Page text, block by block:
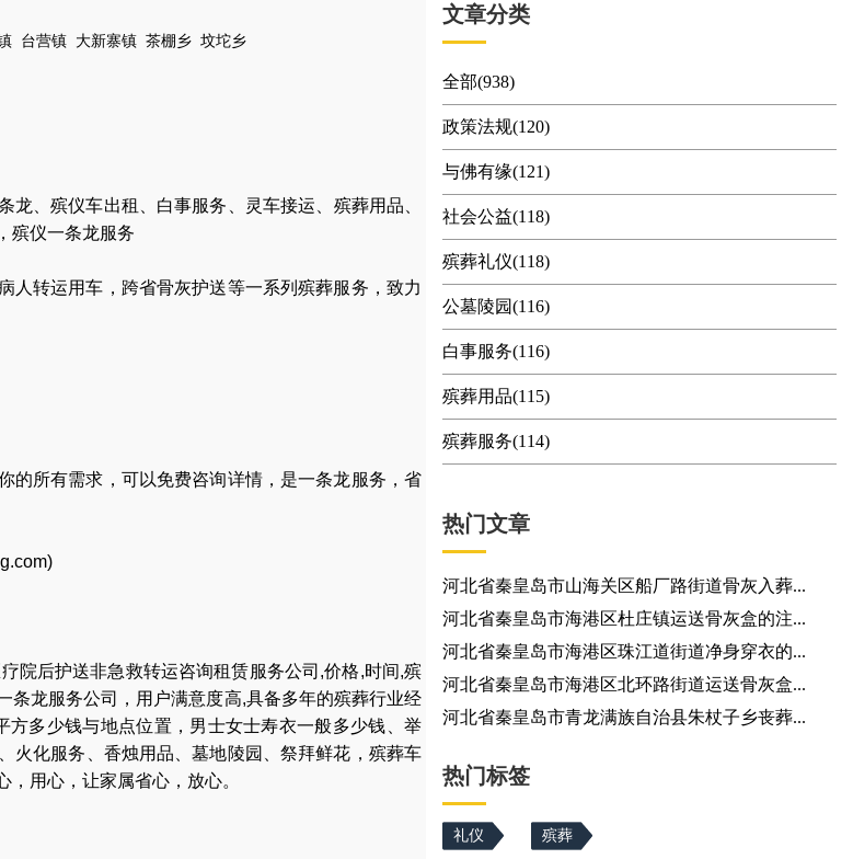
台营镇 大新寨镇 茶棚乡 坟坨乡
龙 、殡仪车出租 白事服务 灵车接运 殡葬用品
， 殡仪一条龙服务
人转运用车 ， 跨省骨灰护送等一系列殡葬服务， 致力
的所有需求，可以免费咨询详情，是一条龙服务，省
)
疗院后护送非急救转运咨询租赁服务公司 ,价格,时间,殡
条龙服务公司
，用户满意度高,具备多年的殡葬行业经
方多少钱与地点位置 ， 男士女士寿衣一般多少钱 、举
火化服务 香烛用品 、墓地陵园 、祭拜鲜花 ， 殡葬车
，用心，让家属省心，放心。
文章分类
全部(938)
政策法规(120)
与佛有缘(121)
社会公益(118)
殡葬礼仪(118)
公墓陵园(116)
白事服务(116)
殡葬用品(115)
殡葬服务(114)
热门文章
河北省秦皇岛市山海关区船厂路街道骨灰入葬...
河北省秦皇岛市海港区杜庄镇运送骨灰盒的注...
河北省秦皇岛市海港区珠江道街道净身穿衣的...
河北省秦皇岛市海港区北环路街道运送骨灰盒...
河北省秦皇岛市青龙满族自治县朱杖子乡丧葬...
热门标签
礼仪 殡葬